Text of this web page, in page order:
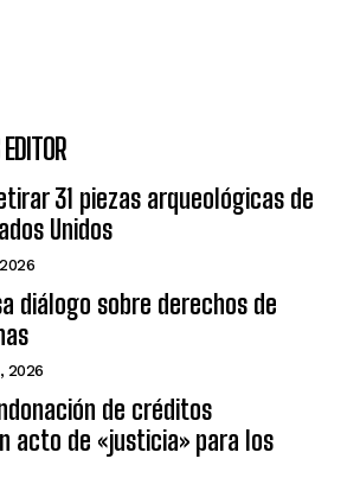
31 piezas arqueológicas de
Unidos
diálogo sobre derechos de
2026
de créditos
acto de «justicia» para los